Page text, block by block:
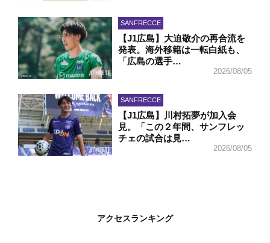
SANFRECCE
【J1広島】大迫敬介の再合流を
発表。海外移籍は一転白紙も、
「広島の選手…
2026/08/05
SANFRECCE
【J1広島】川村拓夢が加入会
見。「この２年間、サンフレッ
チェの試合は見…
2026/08/05
アクセスランキング